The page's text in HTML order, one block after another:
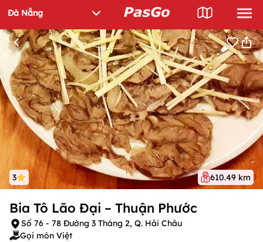
3 610.49 km
Bia Tô Lão Đại – Thuận Phước
Số 76 - 78 Đường 3 Tháng 2, Q. Hải Châu
Gọi món Việt